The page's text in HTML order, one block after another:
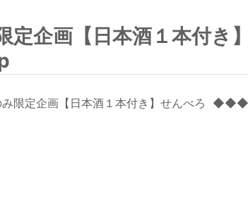
定企画【日本酒１本付き
定企画【日本酒１本付き】せんべろ ◆◆◆